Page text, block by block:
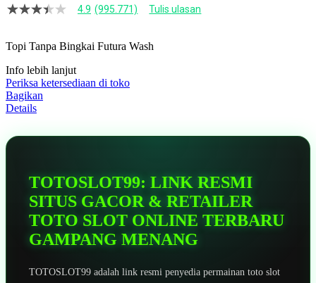
4.9
bintang,
rating
rata-
rata.
Read
13
Tautan
4.9 (995.771) Tulis ulasan
Topi Tanpa Bingkai Futura Wash
Info lebih lanjut
Periksa ketersediaan di toko
Bagikan
Details
TOTOSLOT99: LINK RESMI
SITUS GACOR & RETAILER
TOTO SLOT ONLINE TERBARU
GAMPANG MENANG
TOTOSLOT99 adalah link resmi penyedia permainan toto slot